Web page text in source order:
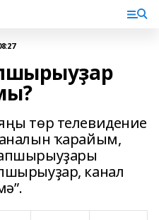
төр телевидение
ҡарайым,
канал